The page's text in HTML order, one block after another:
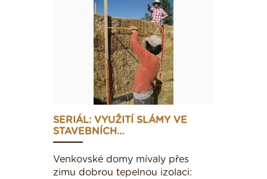
SERIÁL: VYUŽITÍ SLÁMY VE
STAVEBNÍCH…
Venkovské domy mívaly přes
zimu dobrou tepelnou izolaci: